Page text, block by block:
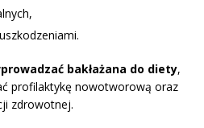
bakłażana do diety,
profilaktykę nowotworową oraz
zdrowotnej.